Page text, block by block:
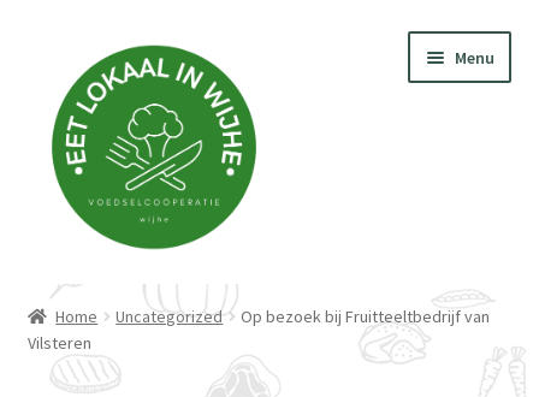
naar
navigatie
inhoud
Menu
Home
Leveranciers
Home Uncategorized
Op bezoek bij Fruitteeltbedrijf van
Vilsteren